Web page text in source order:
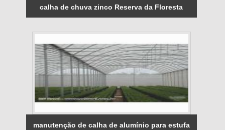
calha de chuva zinco Reserva da Floresta
manutenção de calha de alumínio para estufa